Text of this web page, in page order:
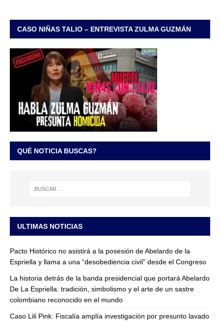
CASO NIÑAS TALIO – ENTREVISTA ZULMA GUZMÁN
QUÉ NOTICIA BUSCAS?
ULTIMAS NOTICIAS
Pacto Histórico no asistirá a la posesión de Abelardo de la
Espriella y llama a una “desobediencia civil” desde el Congreso
La historia detrás de la banda presidencial que portará Abelardo
De La Espriella: tradición, simbolismo y el arte de un sastre
colombiano reconocido en el mundo
Caso Lili Pink: Fiscalía amplía investigación por presunto lavado